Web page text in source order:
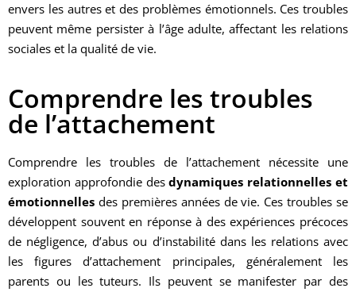
envers les autres et des problèmes émotionnels. Ces troubles
peuvent même persister à l’âge adulte, affectant les relations
sociales et la qualité de vie.
Comprendre les troubles
de l’attachement
Comprendre les troubles de l’attachement nécessite une
exploration approfondie desdynamiques relationnelles et
émotionnelles des premières années de vie. Ces troubles se
développent souvent en réponse à des expériences précoces
de négligence, d’abus ou d’instabilité dans les relations avec
les figures d’attachement principales, généralement les
parents ou les tuteurs. Ils peuvent se manifester par des